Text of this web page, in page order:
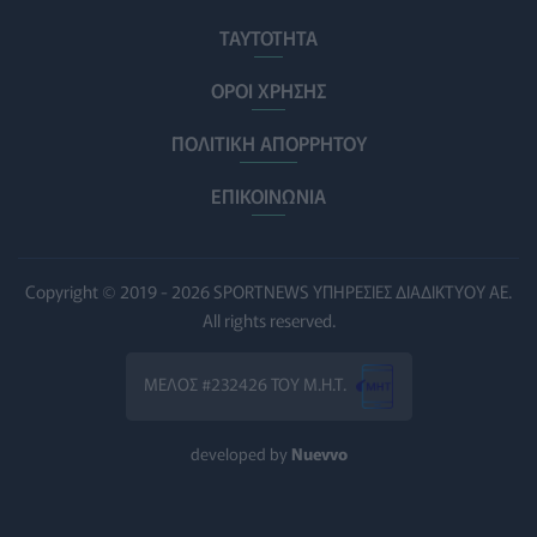
ΕΔΟΕΑΠ: Συστάσεις για τις επερχόμενες ζέστες -
Πότε πρέπει να απευθυνθούμε στον γιατρό μας
06/08/2026 - 14:17
Skin dysmorphia: Όταν η εμμονή με το «τέλειο» δέρμα
αποτελεί πρόβλημα ψυχικής υγείας
06/08/2026 - 14:00
της εφοδιαστικής αλυσίδας φαρμάκων
PHARMA POLICY
Γιατί ξαναπαίρνουμε το χαμένο βάρος; Ο ρόλος του
βιολογικού προγραμματισμού μας
ΤΑΥΤΟΤΗΤΑ
ΟΡΟΙ ΧΡΗΣΗΣ
ΠΟΛΙΤΙΚΗ ΑΠΟΡΡΗΤΟΥ
ΕΠΙΚΟΙΝΩΝΙΑ
Copyright © 2019 - 2026 SPORTNEWS ΥΠΗΡΕΣΙΕΣ ΔΙΑΔΙΚΤΥΟΥ ΑΕ.
All rights reserved.
ΜΕΛΟΣ #232426 ΤΟΥ Μ.Η.Τ.
developed by Nuevvo